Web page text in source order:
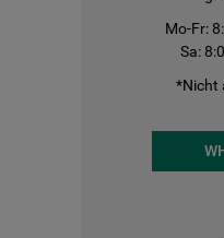
Mo-Fr:
Sa:
*Nicht